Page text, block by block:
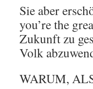
Sie aber
you’re the
Zukunft zu
Volk
WARUM,